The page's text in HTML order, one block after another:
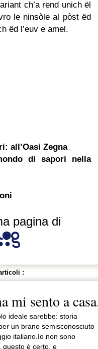
ch’a rend unich ël
le ninsòle al pòst ëd
ëd l’euv e amel.
all’Oasi Zegna
di sapori nella
pagina di
:
mi sento a
ideale sarebbe: storia
un brano semisconosciuto
italiano.Io non sono
questo è certo, e